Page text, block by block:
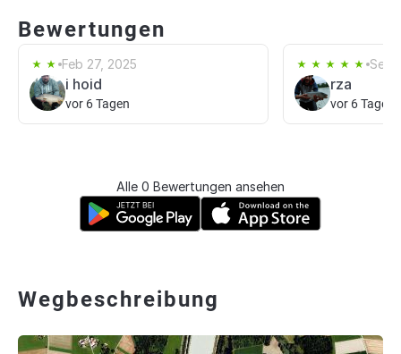
Bewertungen
Feb 27, 2025
i hoid
vor 6 Tagen
Sep
rza
vor 6 Tagen
Alle 0 Bewertungen ansehen
Wegbeschreibung